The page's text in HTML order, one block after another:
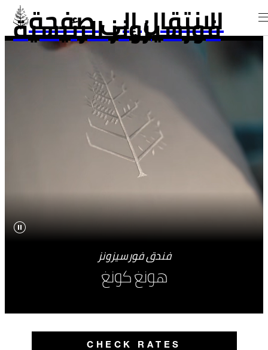
الانتقال إلى صفحة
فورسيزونز الرئيسية
فندق فورسيزونز
هونغ كونغ
CHECK RATES